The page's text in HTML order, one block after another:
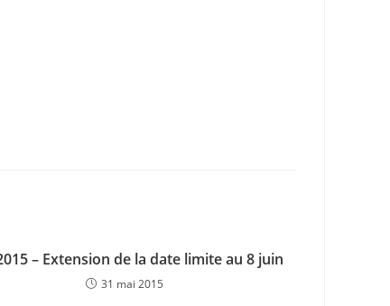
– Extension de la date limite au 8 juin
31 mai 2015